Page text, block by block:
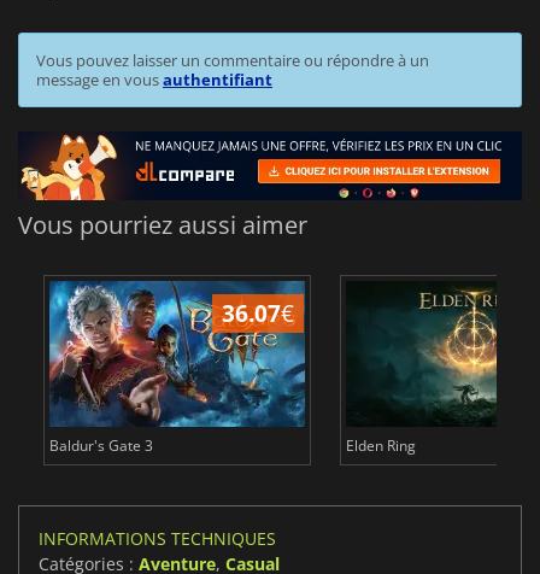
Vous pouvez laisser un commentaire ou répondre à un
message en vousauthentifiant
Vous pourriez aussi aimer
36.07€
Baldur's Gate 3 Elden Ring
INFORMATIONS TECHNIQUES
Catégories : Aventure, Casual